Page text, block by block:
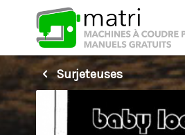
Surjeteuses